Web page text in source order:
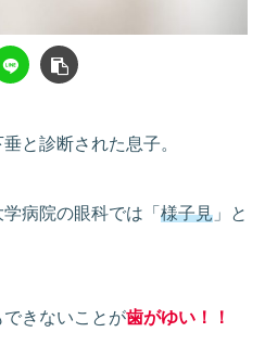
と診断された息子。
病院の眼科では「 様子見 」と
できないことが歯がゆい！！